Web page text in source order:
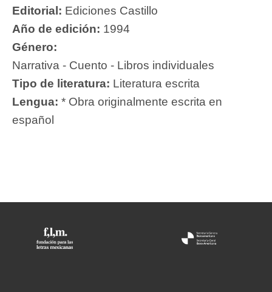
Editorial: Ediciones Castillo
Año de edición: 1994
Género:
Narrativa - Cuento - Libros individuales
Tipo de literatura: Literatura escrita
Lengua: * Obra originalmente escrita en
español